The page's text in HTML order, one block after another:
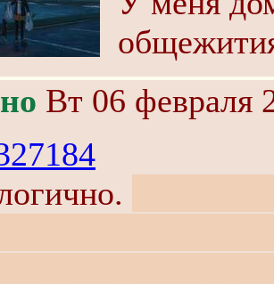
Вт 06 февраля